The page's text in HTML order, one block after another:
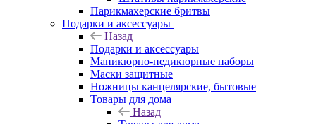
Парикмахерские бритвы
Подарки и аксессуары
Назад
Подарки и аксессуары
Маникюрно-педикюрные наборы
Маски защитные
Ножницы канцелярские, бытовые
Товары для дома
Назад